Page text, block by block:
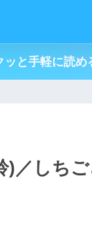
ッと手軽に読め
)／しち